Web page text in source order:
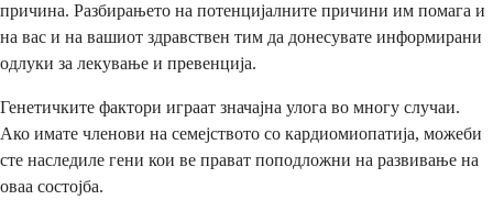
причина. Разбирањето на потенцијалните причини им помага и
на вас и на вашиот здравствен тим да донесувате информирани
одлуки за лекување и превенција.
Генетичките фактори играат значајна улога во многу случаи.
Ако имате членови на семејството со кардиомиопатија, можеби
сте наследиле гени кои ве прават поподложни на развивање на
оваа состојба.